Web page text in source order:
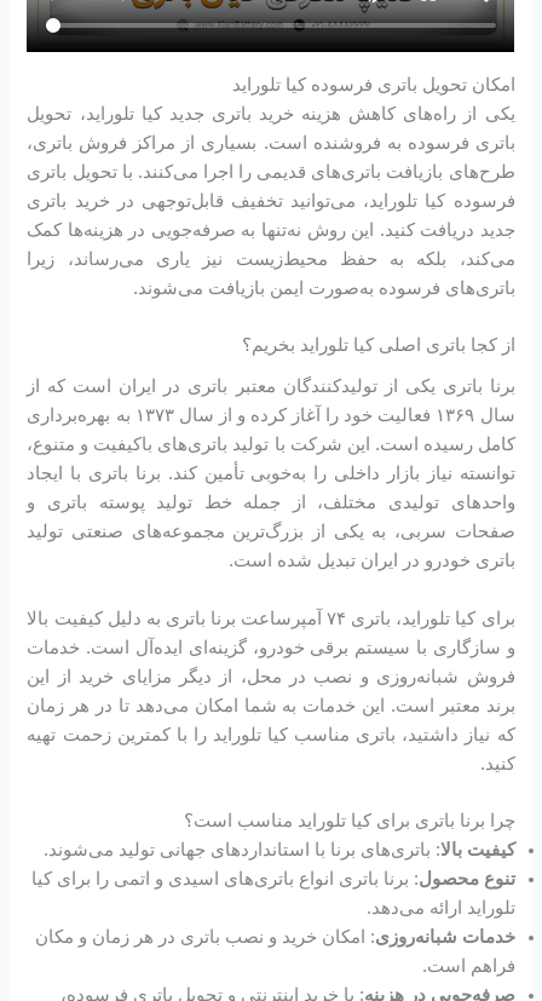
امکان تحویل باتری فرسوده کیا تلوراید
یکی از راه‌های کاهش هزینه خرید باتری جدید کیا تلوراید، تحویل
باتری فرسوده به فروشنده است. بسیاری از مراکز فروش باتری،
طرح‌های بازیافت باتری‌های قدیمی را اجرا می‌کنند. با تحویل باتری
فرسوده کیا تلوراید، می‌توانید تخفیف قابل‌توجهی در خرید باتری
جدید دریافت کنید. این روش نه‌تنها به صرفه‌جویی در هزینه‌ها کمک
می‌کند، بلکه به حفظ محیط‌زیست نیز یاری می‌رساند، زیرا
باتری‌های فرسوده به‌صورت ایمن بازیافت می‌شوند.
از کجا باتری اصلی کیا تلوراید بخریم؟
برنا باتری یکی از تولیدکنندگان معتبر باتری در ایران است که از
سال ۱۳۶۹ فعالیت خود را آغاز کرده و از سال ۱۳۷۳ به بهره‌برداری
کامل رسیده است. این شرکت با تولید باتری‌های باکیفیت و متنوع،
توانسته نیاز بازار داخلی را به‌خوبی تأمین کند. برنا باتری با ایجاد
واحدهای تولیدی مختلف، از جمله خط تولید پوسته باتری و
صفحات سربی، به یکی از بزرگ‌ترین مجموعه‌های صنعتی تولید
باتری خودرو در ایران تبدیل شده است.
برای کیا تلوراید، باتری ۷۴ آمپرساعت برنا باتری به دلیل کیفیت بالا
و سازگاری با سیستم برقی خودرو، گزینه‌ای ایده‌آل است. خدمات
فروش شبانه‌روزی و نصب در محل، از دیگر مزایای خرید از این
برند معتبر است. این خدمات به شما امکان می‌دهد تا در هر زمان
که نیاز داشتید، باتری مناسب کیا تلوراید را با کمترین زحمت تهیه
کنید.
چرا برنا باتری برای کیا تلوراید مناسب است؟
کیفیت بالا: باتری‌های برنا با استانداردهای جهانی تولید می‌شوند.
تنوع محصول: برنا باتری انواع باتری‌های اسیدی و اتمی را برای کیا
تلوراید ارائه می‌دهد.
خدمات شبانه‌روزی: امکان خرید و نصب باتری در هر زمان و مکان
فراهم است.
صرفه‌جویی در هزینه: با خرید اینترنتی و تحویل باتری فرسوده،